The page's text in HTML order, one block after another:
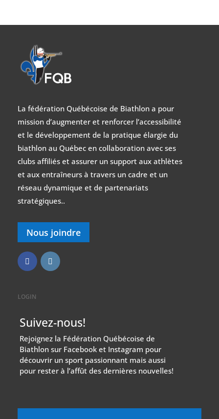
La fédération Québécoise de Biathlon a pour
mission d’augmenter et renforcer l’accessibilité
et le développement de la pratique élargie du
biathlon au Québec en collaboration avec ses
clubs affiliés et assurer un support aux athlètes
et aux entraîneurs à travers un cadre et un
réseau dynamique et de partenariats
stratégiques..
Nous joindre
LOGIN
Suivez-nous!
Rejoignez la Fédération Québécoise de
Biathlon sur Facebook et Instagram pour
découvrir un sport passionnant mais aussi
pour rester à l’affût des dernières nouvelles!